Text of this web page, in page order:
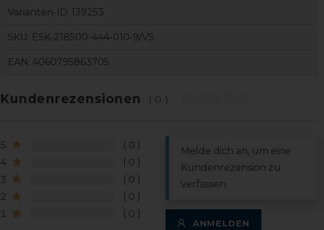
Varianten-ID: 139253
SKU: ESK-218500-444-010-9/VS
EAN: 4060795863705
Kundenrezensionen (0)
5
0
4
0
3
0
2
0
1
0
Melde dich an, um eine
Kundenrezension zu
verfassen.
ANMELDEN